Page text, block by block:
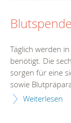
Blutspende
Täglich werden
benötigt. Die
sorgen für eine
sowie
Weiterlesen